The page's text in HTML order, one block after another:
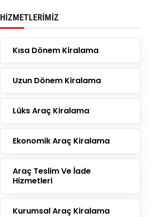
HIZMETLERIMIZ
Kısa Dönem Kiralama
Uzun Dönem Kiralama
Lüks Araç Kiralama
Ekonomik Araç Kiralama
Araç Teslim Ve İade
Hizmetleri
Kurumsal Araç Kiralama